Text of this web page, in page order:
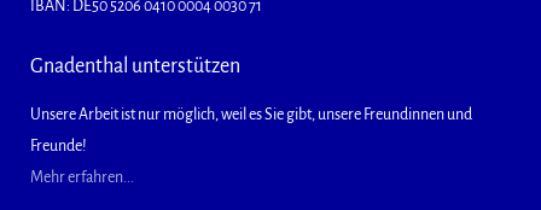
IBAN: DE50 5206 0410 0004 0030 71
Gnadenthal unterstützen
Unsere Arbeit ist nur möglich, weil es Sie gibt, unsere Freundinnen und
Freunde!
Mehr erfahren...